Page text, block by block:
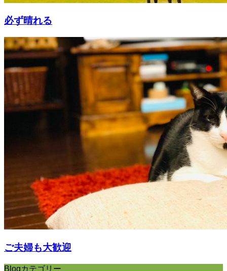
必ず晴れる
ご夫婦も大歓迎
Blogカテゴリー